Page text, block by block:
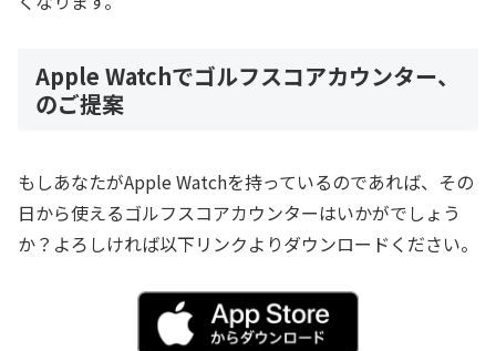
Apple Watchでゴルフスコアカウンター、
のご提案
もしあなたがApple Watchを持っているのであれば、その
日から使えるゴルフスコアカウンターはいかがでしょう
か？よろしければ以下リンクよりダウンロードください。